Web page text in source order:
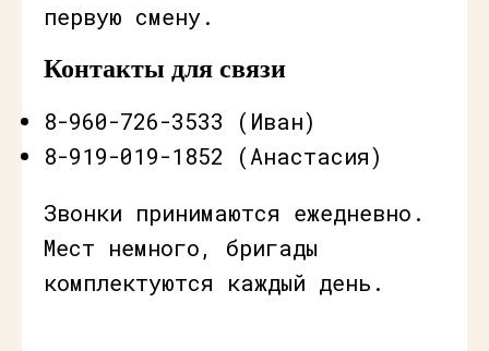
первую смену.
Контакты для связи
8-960-726-3533 (Иван)
8-919-019-1852 (Анастасия)
Звонки принимаются ежедневно.
Мест немного, бригады
комплектуются каждый день.